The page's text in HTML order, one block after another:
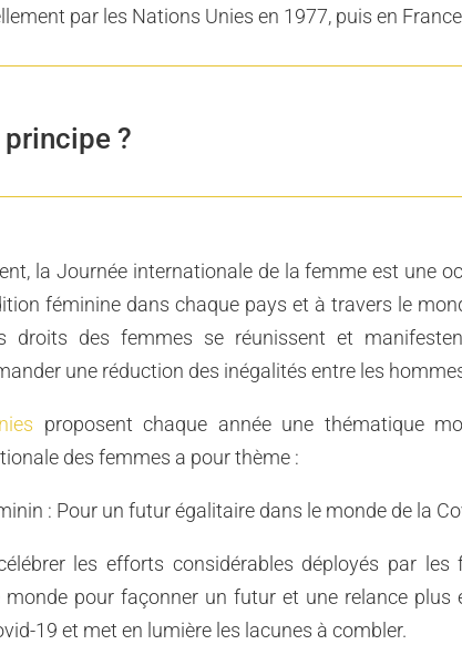
par les Nations Unies en 1977, puis en
?
la Journée internationale de la femme est une
féminine dans chaque pays et à travers le
droits des femmes se réunissent et
une réduction des inégalités entre les
proposent chaque année une thématique
des femmes a pour thème :
: Pour un futur égalitaire dans le monde de la
les efforts considérables déployés par
pour façonner un futur et une relance plus
19 et met en lumière les lacunes à combler.